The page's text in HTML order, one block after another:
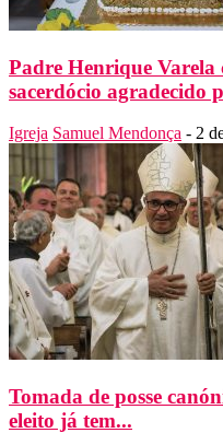
Padre Henrique Varela
sacerdócio agradecido
Igreja Samuel Mendonça - 2
Tomada de posse
eleito já tem...